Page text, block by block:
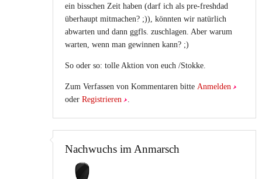
ein bisschen Zeit haben (darf ich als pre-freshdad
überhaupt mitmachen? ;)), könnten wir natürlich
abwarten und dann ggfls. zuschlagen. Aber warum
warten, wenn man gewinnen kann? ;)
So oder so: tolle Aktion von euch /Stokke.
Zum Verfassen von Kommentaren bitte Anmelden
oder Registrieren .
Nachwuchs im Anmarsch